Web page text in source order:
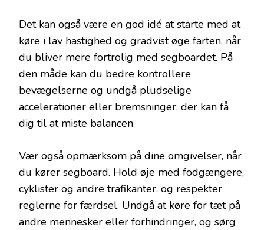
Det kan også være en god idé at starte med at
køre i lav hastighed og gradvist øge farten, når
du bliver mere fortrolig med segboardet. På
den måde kan du bedre kontrollere
bevægelserne og undgå pludselige
accelerationer eller bremsninger, der kan få
dig til at miste balancen.
Vær også opmærksom på dine omgivelser, når
du kører segboard. Hold øje med fodgængere,
cyklister og andre trafikanter, og respekter
reglerne for færdsel. Undgå at køre for tæt på
andre mennesker eller forhindringer, og sørg